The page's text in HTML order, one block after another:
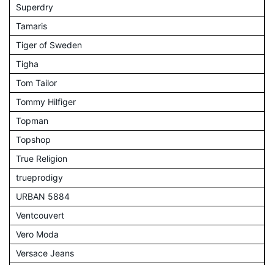
Superdry
Tamaris
Tiger of Sweden
Tigha
Tom Tailor
Tommy Hilfiger
Topman
Topshop
True Religion
trueprodigy
URBAN 5884
Ventcouvert
Vero Moda
Versace Jeans